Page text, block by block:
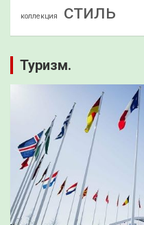
коллекция стиль
Туризм.